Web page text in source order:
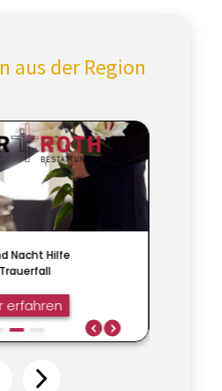
aus der Region